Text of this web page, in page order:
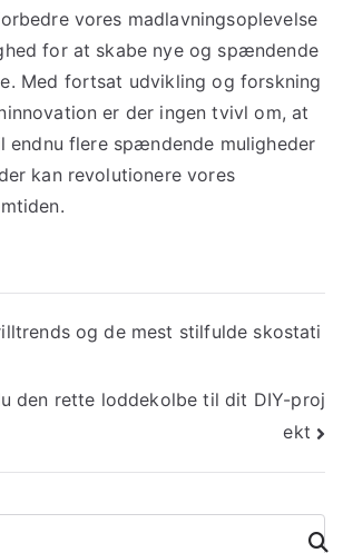
vores madlavningsoplevelse
for at skabe nye og spændende
Med fortsat udvikling og forskning
er der ingen tvivl om, at
endnu flere spændende muligheder
kan revolutionere vores
og de mest stilfulde skostati
den rette loddekolbe til dit DIY-proj
ekt
Søg